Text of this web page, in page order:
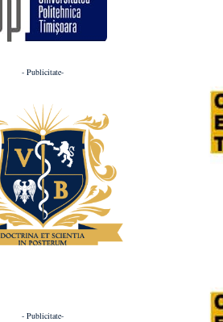
- Publicitate-
- Publicitate-